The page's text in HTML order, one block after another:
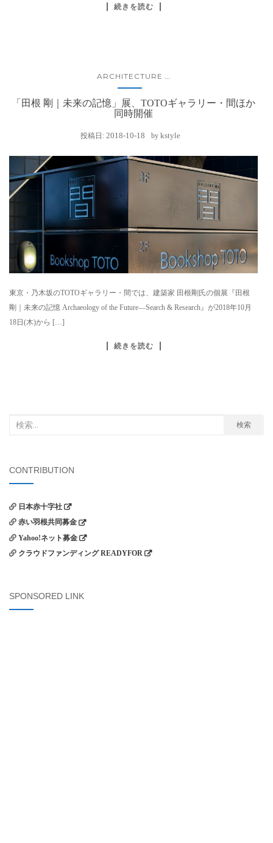
続きを読む
ARCHITECTURE
「田根 剛｜未来の記憶」展、TOTOギャラリー・間ほか
同時開催
投稿日: 2018-10-18 by kstyle
東京・乃木坂のTOTOギャラリー・間では、建築家 田根剛氏の個展『田根
剛｜未来の記憶 Archaeology of the Future―Search & Research』が2018年10月
18日(木)から […]
続きを読む
象:
検索
CONTRIBUTION
日本赤十字社
赤い羽根共同募金
Yahoo!ネット募金
クラウドファンディング READYFOR
SPONSORED LINK